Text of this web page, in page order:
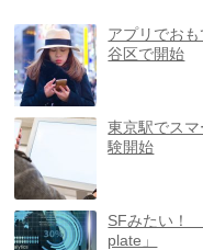
アプリでお
谷区で開始
東京駅でス
験開始
SFみたい！
plate」